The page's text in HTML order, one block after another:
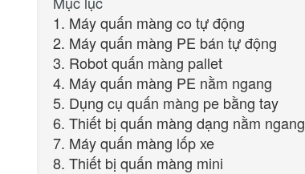
1. Máy quấn màng co tự động
2. Máy quấn màng PE bán tự động
3. Robot quấn màng pallet
4. Máy quấn màng PE nằm ngang
5. Dụng cụ quấn màng pe bằng tay
6. Thiết bị quấn màng dạng nằm ngang
7. Máy quấn màng lốp xe
8. Thiết bị quấn màng mini